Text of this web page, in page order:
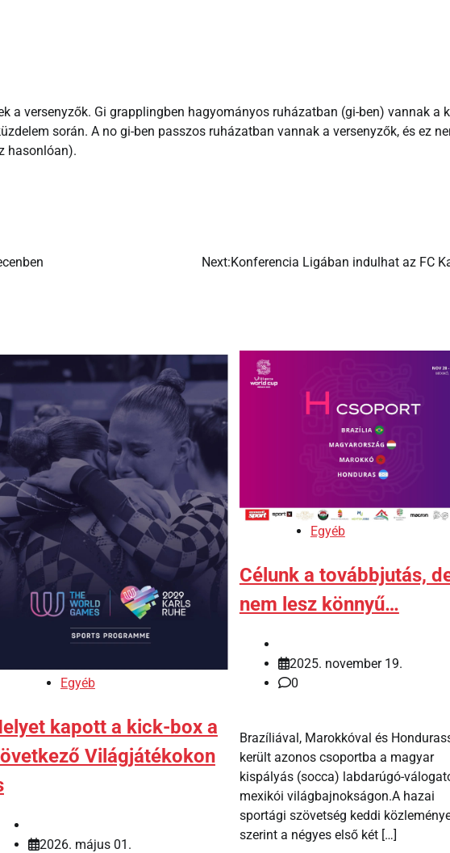
a versenyzők. Gi grapplingben hagyományos ruházatban (gi-ben) vannak a
során. A no gi-ben passzos ruházatban vannak a versenyzők, és ez
hasonlóan).
Next:Konferencia Ligában indulhat az FC
Egyéb
kapott a kick-box a
Világjátékokon
2026. május 01.
Egyéb
Célunk a továbbjutás,
nem lesz könnyű…
2025. november 19.
0
Brazíliával, Marokkóval és
került azonos csoportba a magyar
kispályás (socca) labdarúgó-
mexikói világbajnokságon.A hazai
sportági szövetség keddi
szerint a négyes első két […]